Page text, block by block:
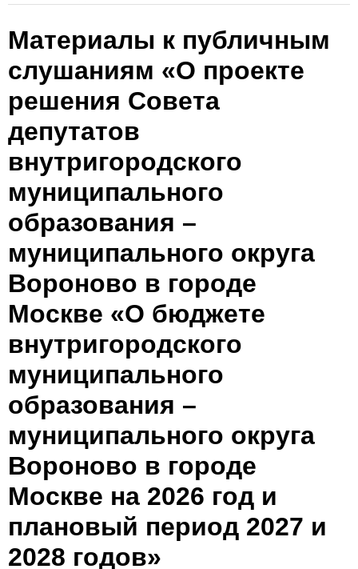
Материалы к публичным
слушаниям «О проекте
решения Совета
депутатов
внутригородского
муниципального
образования –
муниципального округа
Вороново в городе
Москве «О бюджете
внутригородского
муниципального
образования –
муниципального округа
Вороново в городе
Москве на 2026 год и
плановый период 2027 и
2028 годов»